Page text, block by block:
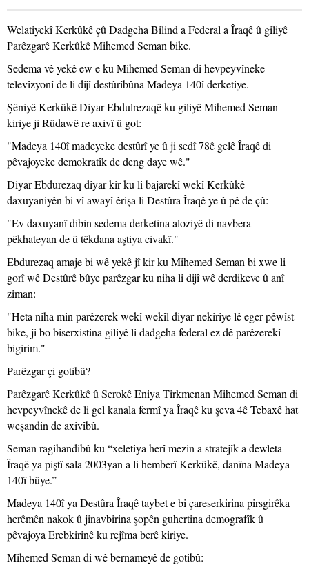
Welatiyekî Kerkûkê çû Dadgeha Bilind a Federal a Îraqê û giliyê
Parêzgarê Kerkûkê Mihemed Seman bike.
Sedema vê yekê ew e ku Mihemed Seman di hevpeyvîneke
televîzyonî de li dijî destûrîbûna Madeya 140î derketiye.
Şêniyê Kerkûkê Diyar Ebdulrezaqê ku giliyê Mihemed Seman
kiriye ji Rûdawê re axivî û got:
"Madeya 140î madeyeke destûrî ye û ji sedî 78ê gelê Îraqê di
pêvajoyeke demokratîk de deng daye wê."
Diyar Ebdurezaq diyar kir ku li bajarekî wekî Kerkûkê
daxuyaniyên bi vî awayî êrişa li Destûra Îraqê ye û pê de çû:
"Ev daxuyanî dibin sedema derketina aloziyê di navbera
pêkhateyan de û têkdana aştiya civakî."
Ebdurezaq amaje bi wê yekê jî kir ku Mihemed Seman bi xwe li
gorî wê Destûrê bûye parêzgar ku niha li dijî wê derdikeve û anî
ziman:
"Heta niha min parêzerek wekî wekîl diyar nekiriye lê eger pêwîst
bike, ji bo biserxistina giliyê li dadgeha federal ez dê parêzerekî
bigirim."
Parêzgar çi gotibû?
Parêzgarê Kerkûkê û Serokê Eniya Tirkmenan Mihemed Seman di
hevpeyvînekê de li gel kanala fermî ya Îraqê ku şeva 4ê Tebaxê hat
weşandin de axivîbû.
Seman ragihandibû ku “xeletiya herî mezin a stratejîk a dewleta
Îraqê ya piştî sala 2003yan a li hemberî Kerkûkê, danîna Madeya
140î bûye.”
Madeya 140î ya Destûra Îraqê taybet e bi çareserkirina pirsgirêka
herêmên nakok û jinavbirina şopên guhertina demografîk û
pêvajoya Erebkirinê ku rejîma berê kiriye.
Mihemed Seman di wê bernameyê de gotibû: